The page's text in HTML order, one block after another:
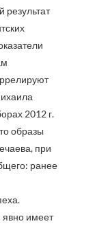
результат
2012 г.
образы
при
ранее
явно имеет